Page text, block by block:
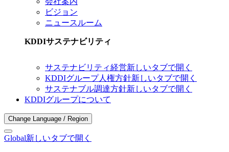
ビジョン
ニュースルーム
KDDIサステナビリティ
サステナビリティ経営新しいタブで開く
KDDIグループ人権方針新しいタブで開く
サステナブル調達方針新しいタブで開く
KDDIグループについて
Change Language / Region
Global新しいタブで開く